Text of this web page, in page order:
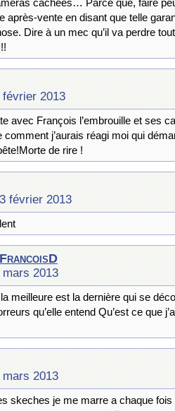
après-vente en disant que telle
Dire à un mec qu’il va perdre
février 2013
avec François l’embrouille et ses
j’aurais réagi moi qui
de rire !
février 2013
2013
meilleure est la dernière qui se
qu’elle entend Qu’est ce que
2013
skeches je me marre a chaque fois